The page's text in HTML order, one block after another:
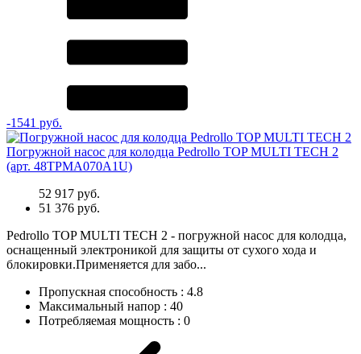
-1541 руб.
Погружной насос для колодца Pedrollo TOP MULTI TECH 2
(арт. 48TPMA070A1U)
52 917 руб.
51 376 руб.
Pedrollo TOP MULTI TECH 2 - погружной насос для колодца,
оснащенный электроникой для защиты от сухого хода и
блокировки.Применяется для забо...
Пропускная способность : 4.8
Максимальный напор : 40
Потребляемая мощность : 0